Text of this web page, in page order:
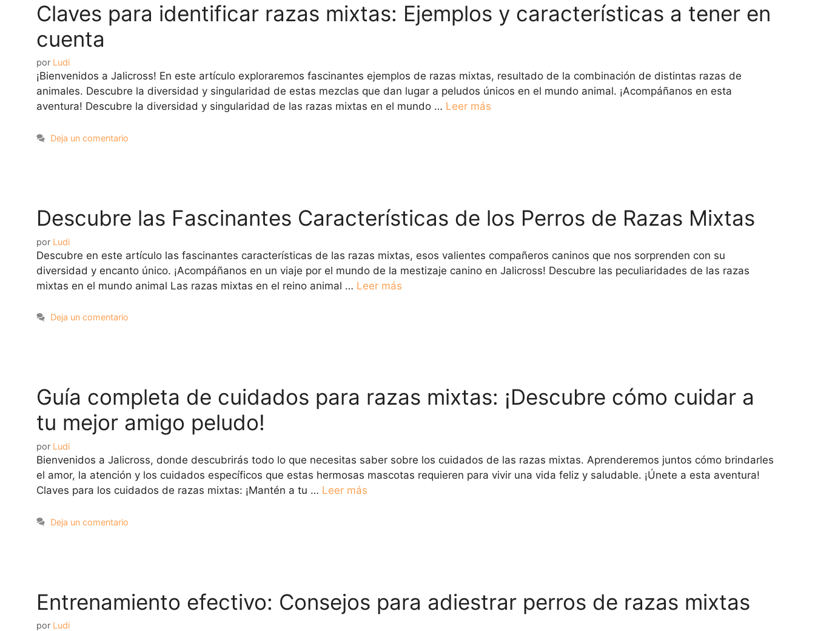
Claves para identificar razas mixtas: Ejemplos y características a tener en
cuenta
por Ludi
¡Bienvenidos a Jalicross! En este artículo exploraremos fascinantes ejemplos de razas mixtas, resultado de la combinación de distintas razas de
animales. Descubre la diversidad y singularidad de estas mezclas que dan lugar a peludos únicos en el mundo animal. ¡Acompáñanos en esta
aventura! Descubre la diversidad y singularidad de las razas mixtas en el mundo … Leer más
Deja un comentario
Descubre las Fascinantes Características de los Perros de Razas Mixtas
por Ludi
Descubre en este artículo las fascinantes características de las razas mixtas, esos valientes compañeros caninos que nos sorprenden con su
diversidad y encanto único. ¡Acompáñanos en un viaje por el mundo de la mestizaje canino en Jalicross! Descubre las peculiaridades de las razas
mixtas en el mundo animal Las razas mixtas en el reino animal … Leer más
Deja un comentario
Guía completa de cuidados para razas mixtas: ¡Descubre cómo cuidar a
tu mejor amigo peludo!
por Ludi
Bienvenidos a Jalicross, donde descubrirás todo lo que necesitas saber sobre los cuidados de las razas mixtas. Aprenderemos juntos cómo brindarles
el amor, la atención y los cuidados específicos que estas hermosas mascotas requieren para vivir una vida feliz y saludable. ¡Únete a esta aventura!
Claves para los cuidados de razas mixtas: ¡Mantén a tu … Leer más
Deja un comentario
Entrenamiento efectivo: Consejos para adiestrar perros de razas mixtas
por Ludi